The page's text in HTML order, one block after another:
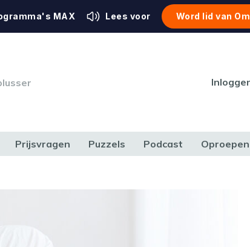
MAX Lees voor Word lid van
Prijsvragen Puzzels Podcast Oproepen